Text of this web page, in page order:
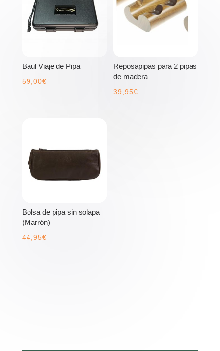
Baúl Viaje de Pipa
59,00€
Reposapipas para 2 pipas
de madera
39,95€
Bolsa de pipa sin solapa
(Marrón)
44,95€